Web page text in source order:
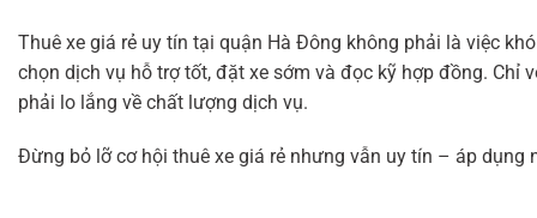
Thuê xe giá rẻ uy tín tại quận Hà Đông không phải là việc
chọn dịch vụ hỗ trợ tốt, đặt xe sớm và đọc kỹ hợp đồng. Chỉ
phải lo lắng về chất lượng dịch vụ.
Đừng bỏ lỡ cơ hội thuê xe giá rẻ nhưng vẫn uy tín – áp